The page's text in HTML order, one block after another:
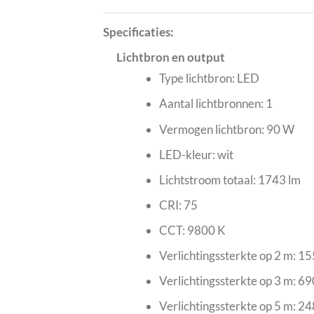
Specificaties:
Lichtbron en output
Type lichtbron: LED
Aantal lichtbronnen: 1
Vermogen lichtbron: 90 W
LED-kleur: wit
Lichtstroom totaal: 1743 lm
CRI: 75
CCT: 9800 K
Verlichtingssterkte op 2 m:
Verlichtingssterkte op 3 m:
Verlichtingssterkte op 5 m: